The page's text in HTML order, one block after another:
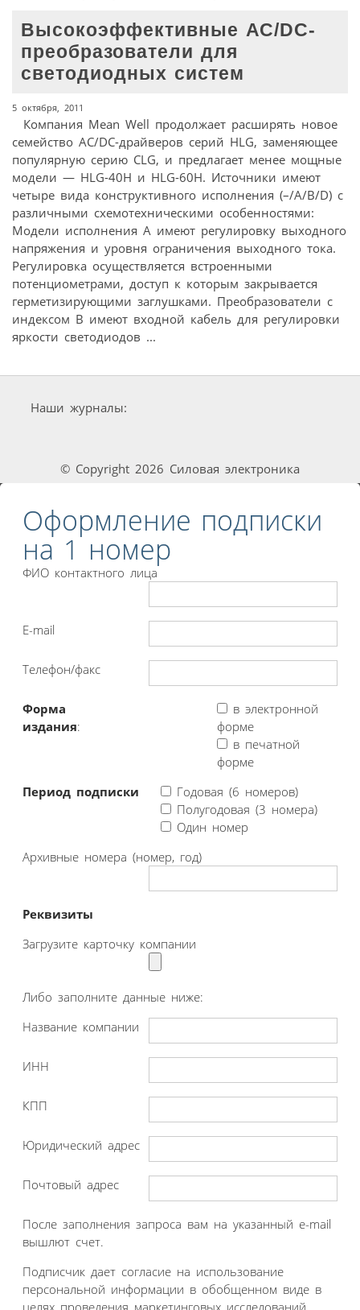
Высокоэффективные АС/DC-
преобразователи для
светодиодных систем
5 октября, 2011
Компания Mean Well продолжает расширять новое
семейство AC/DC-драйверов серий HLG, заменяющее
популярную серию CLG, и предлагает менее мощные
модели — HLG-40H и HLG-60H. Источники имеют
четыре вида конструктивного исполнения (–/A/B/D) c
различными схемотехническими особенностями:
Модели исполнения A имеют регулировку выходного
напряжения и уровня ограничения выходного тока.
Регулировка осуществляется встроенными
потенциометрами, доступ к которым закрывается
герметизирующими заглушками. Преобразователи с
индексом B имеют входной кабель для регулировки
яркости светодиодов ...
Наши журналы:
© Copyright 2026 Силовая электроника
Оформление подписки
на 1 номер
ФИО контактного лица
E-mail
Телефон/факс
Форма
издания:
в электронной
форме
в печатной
форме
Период подписки
Годовая (6 номеров)
Полугодовая (3 номера)
Один номер
Архивные номера (номер, год)
Реквизиты
Загрузите карточку компании
Либо заполните данные ниже:
Название компании
ИНН
КПП
Юридический адрес
Почтовый адрес
После заполнения запроса вам на указанный e-mail
вышлют счет.
Подписчик дает согласие на использование
персональной информации в обобщенном виде в